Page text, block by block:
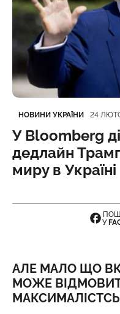
Категорія
НОВИНИ УКРАЇНИ
Дата публікації 24
У Bloomberg
дедлайн
миру в Україні
У
АЛЕ МАЛО ЩО
МОЖЕ